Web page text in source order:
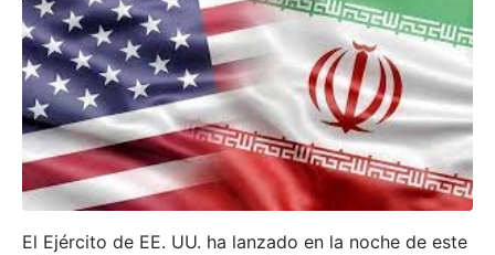
El Ejército de EE. UU. ha lanzado en la noche de este